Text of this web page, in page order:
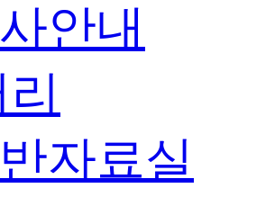
안내
자료실